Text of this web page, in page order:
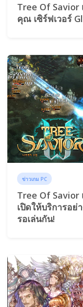
Tree Of Savior
คุณ เซิร์ฟเวอร์
ข่าวเกม PC
Tree Of Savior
เปิดให้บริการอย่
รอเล่นกัน!